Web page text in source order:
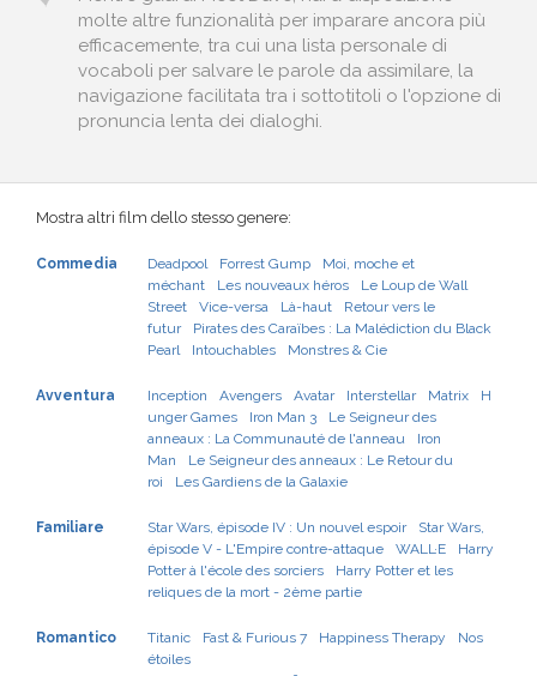
molte altre funzionalità per imparare ancora più
efficacemente, tra cui una lista personale di
vocaboli per salvare le parole da assimilare, la
navigazione facilitata tra i sottotitoli o l'opzione di
pronuncia lenta dei dialoghi.
Mostra altri film dello stesso genere:
Commedia Deadpool Forrest Gump
Moi, moche et
méchant
Les nouveaux héros
Le Loup de Wall
Street
Vice-versa Là-haut
Retour vers le
futur
Pirates des Caraïbes : La Malédiction du Black
Pearl
Intouchables Monstres & Cie
Avventura Inception Avengers Avatar Interstellar Matrix
H
unger Games
Iron Man 3
Le Seigneur des
anneaux : La Communauté de l'anneau
Iron
Man
Le Seigneur des anneaux : Le Retour du
roi
Les Gardiens de la Galaxie
Familiare Star Wars, épisode IV : Un nouvel espoir
Star Wars,
épisode V - L'Empire contre-attaque
WALL·E
Harry
Potter à l'école des sorciers
Harry Potter et les
reliques de la mort - 2ème partie
Romantico Titanic Fast & Furious 7 Happiness Therapy
Nos
étoiles